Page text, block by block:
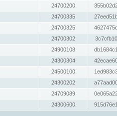
24700200
24700335
24700325
24700302
24900108
24300304
24500100
24300202
24709089
24300600